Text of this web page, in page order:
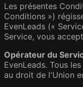
Les présentes
Conditions »)
EvenLeads («
Service, vous
Opérateur du
EvenLeads. Tous
au droit de l'Union